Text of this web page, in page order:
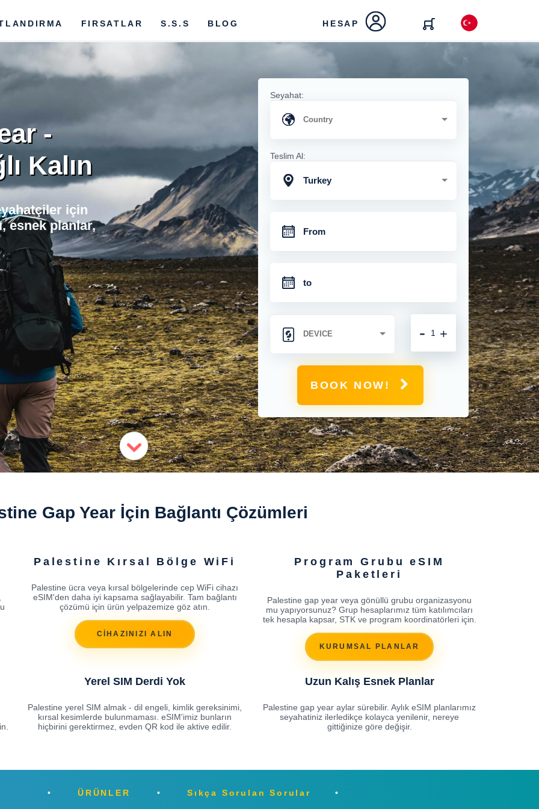
FIRSATLAR S.S.S BLOG HESAP
-
Kalın
için
esnek planlar,
Seyahat:
Teslim Al:
Turkey
+
-
BOOK NOW!
Gap Year İçin Bağlantı Çözümleri
Palestine Kırsal Bölge WiFi
Palestine ücra veya kırsal bölgelerinde cep WiFi cihazı
eSIM'den daha iyi kapsama sağlayabilir. Tam bağlantı
çözümü için ürün yelpazemize göz atın.
CİHAZINIZI ALIN
Program Grubu eSIM
Paketleri
Palestine gap year veya gönüllü grubu organizasyonu
mu yapıyorsunuz? Grup hesaplarımız tüm katılımcıları
tek hesapla kapsar, STK ve program koordinatörleri için.
KURUMSAL PLANLAR
Yerel SIM Derdi Yok
Palestine yerel SIM almak - dil engeli, kimlik gereksinimi,
kırsal kesimlerde bulunmaması. eSIM'imiz bunların
hiçbirini gerektirmez, evden QR kod ile aktive edilir.
Uzun Kalış Esnek Planlar
Palestine gap year aylar sürebilir. Aylık eSIM planlarımız
seyahatiniz ilerledikçe kolayca yenilenir, nereye
gittiğinize göre değişir.
ÜRÜNLER Sıkça Sorulan Sorular